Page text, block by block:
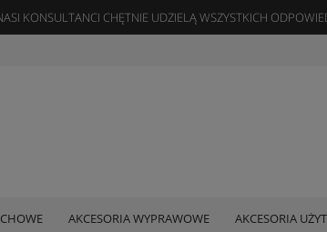
KONSULTANCI CHĘTNIE UDZIELĄ WSZYSTKICH
AKCESORIA WYPRAWOWE AKCESORIA